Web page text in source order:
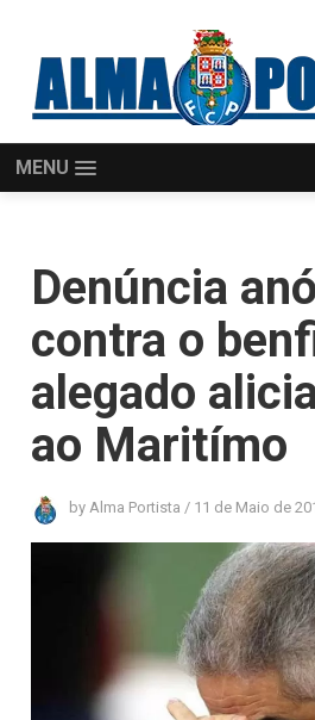
MENU
Denúncia
contra o
alegado
ao Maritímo
byAlma Portista / 11 de Maio de